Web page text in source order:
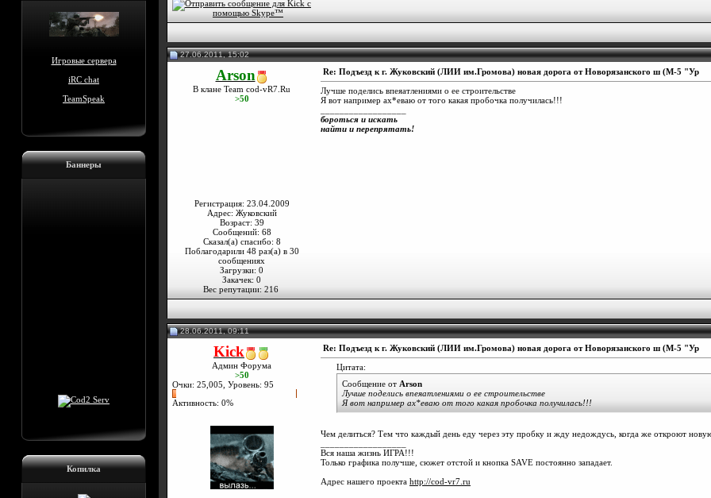
Игровые сервера
iRC chat
TeamSpeak
Баннеры
Копилка
27.06.2011, 15:02
Arson
В клане Team cod-vR7.Ru
>50
Регистрация: 23.04.2009
Адрес: Жуковский
Возраст: 39
Сообщений: 68
Сказал(а) спасибо: 8
Поблагодарили 48 раз(а) в 30
сообщениях
Загрузки: 0
Закачек: 0
Вес репутации: 216
Re: Подъезд к г. Жуковский (ЛИИ им.Громова) новая дорога от Новорязанского ш (М-5 "Ур
Лучше поделись впеяатлениями о ее строительстве
Я вот например ах*еваю от того какая пробочка получилась!!!
бороться и искать
найти и перепрятать!
28.06.2011, 09:11
Kick
Админ Форума
>50
Очки: 25,005, Уровень: 95
Активность: 0%
Re: Подъезд к г. Жуковский (ЛИИ им.Громова) новая дорога от Новорязанского ш (М-5 "Ур
Цитата:
Сообщение от Arson
Лучше поделись впеяатлениями о ее строительстве
Я вот например ах*еваю от того какая пробочка получилась!!!
Чем делиться? Тем что каждый день еду через эту пробку и жду недождусь, когда же откроют
Вся наша жизнь ИГРА!!!
Только графика получше, сюжет отстой и кнопка SAVE постоянно западает.
Адрес нашего проекта http://cod-vr7.ru